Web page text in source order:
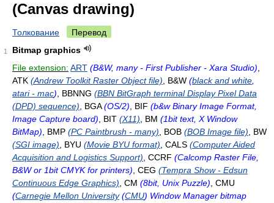
(Canvas drawing)
Толкование Перевод
1
Bitmap graphics
File extension: ART (B&W, many - First Publisher - Xara Studio)
ATK (Andrew Toolkit Raster Object file) , B&W (black and white
atari - mac) , BBNNG (BBN BitGraph terminal Display Pixel Data
(DPD) sequence) , BGA(OS/2) , BIF (b&w Binary Image Format,
Image Capture board) , BIT (X11) , BM (1bit text, X Window
BitMap) , BMP (PC Paintbrush - many) , BOB (BOB Image file) , BW
(SGI image) , BYU (Movie BYU format) , CALS (Computer Aided
Acquisition and Logistics Support) , CCRF (Calcomp Raster File,
B&W or 1bit CMYK for printers) , CEG (Tempra Show - Edsun
Continuous Edge Graphics) , CM (8bit, Unix Puzzle) , CMU
(Carnegie Mellon University(CMU) Window Manager bitmap